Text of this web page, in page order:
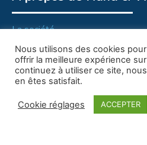
La société
Nous contacter
Adresse
Hand et Vie
Nous utilisons des cookies
offrir la meilleure expérience
continuez à utiliser ce site,
en êtes satisfait.
Cookie réglages ACCEPTER